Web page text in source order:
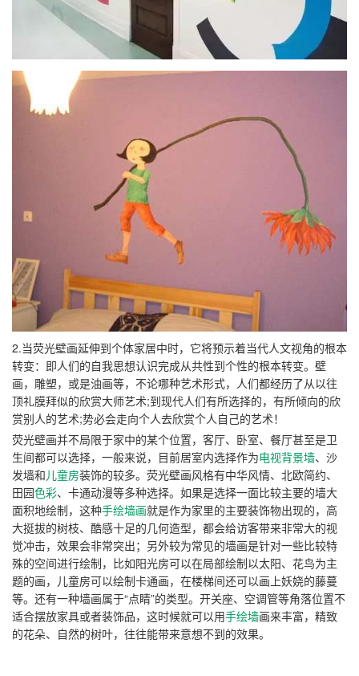
2.当荧光壁画延伸到个体家居中时，它将预示着当代人文视角的根本
转变：即人们的自我思想认识完成从共性到个性的根本转变。壁
画，雕塑，或是油画等，不论哪种艺术形式，人们都经历了从以往
顶礼膜拜似的欣赏大师艺术;到现代人们有所选择的，有所倾向的欣
赏别人的艺术;势必会走向个人去欣赏个人自己的艺术！
荧光壁画并不局限于家中的某个位置，客厅、卧室、餐厅甚至是卫
生间都可以选择，一般来说，目前居室内选择作为电视背景墙、沙
发墙和儿童房装饰的较多。荧光壁画风格有中华风情、北欧简约、
田园色彩、卡通动漫等多种选择。如果是选择一面比较主要的墙大
面积地绘制，这种手绘墙画就是作为家里的主要装饰物出现的，高
大挺拔的树枝、酷感十足的几何造型，都会给访客带来非常大的视
觉冲击，效果会非常突出；另外较为常见的墙画是针对一些比较特
殊的空间进行绘制，比如阳光房可以在局部绘制以太阳、花鸟为主
题的画，儿童房可以绘制卡通画，在楼梯间还可以画上妖娆的藤蔓
等。还有一种墙画属于“点睛”的类型。开关座、空调管等角落位置不
适合摆放家具或者装饰品，这时候就可以用手绘墙画来丰富，精致
的花朵、自然的树叶，往往能带来意想不到的效果。